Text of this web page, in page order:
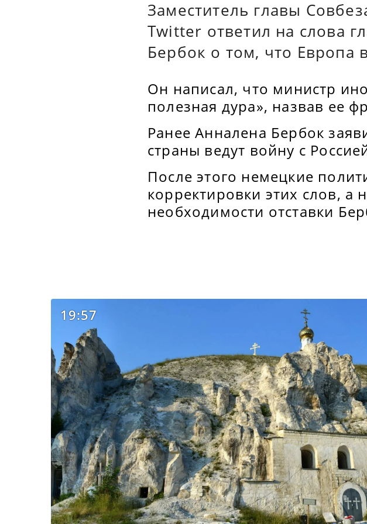
Заместитель главы
Twitter ответил на слова
Бербок о том, что Европа
Он написал, что министр
полезная дура», назвав ее
Ранее Анналена Бербок
страны ведут войну с
После этого немецкие
корректировки этих слов, а
необходимости отставки
19:57